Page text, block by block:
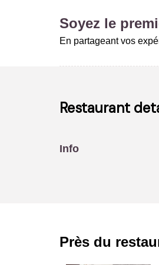
Soyez le
En partageant vos
Restaurant
Info
Près du